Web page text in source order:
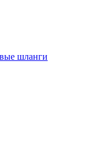
шланги